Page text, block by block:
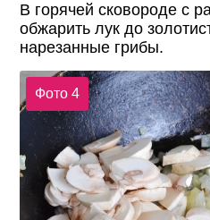
В горячей сковороде с
обжарить лук до
нарезанные грибы.
Фото 4